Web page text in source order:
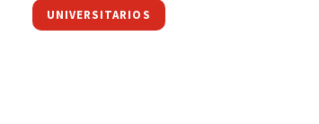
UNIVERSITARIOS